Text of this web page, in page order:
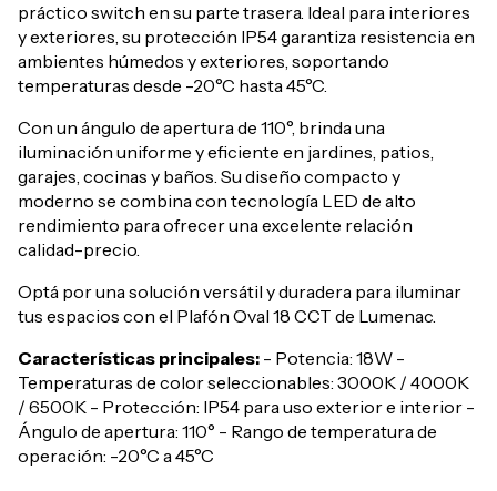
práctico switch en su parte trasera. Ideal para interiores
y exteriores, su protección IP54 garantiza resistencia en
ambientes húmedos y exteriores, soportando
temperaturas desde -20°C hasta 45°C.
Con un ángulo de apertura de 110°, brinda una
iluminación uniforme y eficiente en jardines, patios,
garajes, cocinas y baños. Su diseño compacto y
moderno se combina con tecnología LED de alto
rendimiento para ofrecer una excelente relación
calidad-precio.
Optá por una solución versátil y duradera para iluminar
tus espacios con el Plafón Oval 18 CCT de Lumenac.
Características principales: - Potencia: 18W -
Temperaturas de color seleccionables: 3000K / 4000K
/ 6500K - Protección: IP54 para uso exterior e interior -
Ángulo de apertura: 110° - Rango de temperatura de
operación: -20°C a 45°C